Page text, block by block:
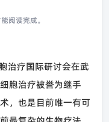
阅读完成。
治疗国际研讨会在武
胞治疗被誉为继手
，也是目前唯一有可